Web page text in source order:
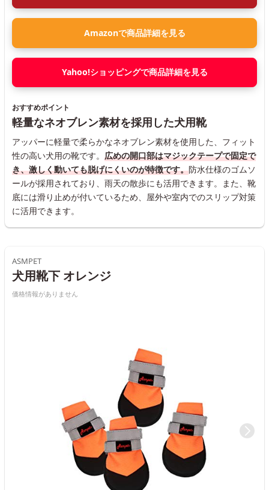
Amazonで商品詳細を見る
Yahoo!ショッピングで商品詳細を見る
おすすめポイント
軽量なネオブレン素材を採用した犬用靴
アッパーに軽量で柔らかなネオブレン素材を使用した、フィット
性の高い犬用の靴です。 広めの開口部はマジックテープで固定で
き、激しく動いても脱げにくいのが特徴です。防水仕様のゴムソ
ールが採用されており、雨天の散歩にも活用できます。また、靴
底には滑り止めが付いているため、屋外や室内でのスリップ対策
に活用できます。
ASMPET
犬用靴下 オレンジ
価格情報がありません